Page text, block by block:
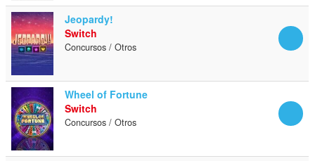
Jeopardy!
Switch
Concursos / Otros
Wheel of Fortune
Switch
Concursos / Otros